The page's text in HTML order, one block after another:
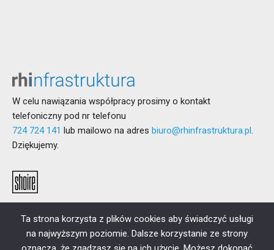
W celu nawiązania współpracy prosimy o kontakt
telefoniczny pod nr telefonu
724 724 141 lub mailowo na adres biuro@rhinfrastruktura.pl.
Dziękujemy.
Ta strona korzysta z plików cookies aby świadczyć usługi
na najwyższym poziomie. Dalsze korzystanie ze strony